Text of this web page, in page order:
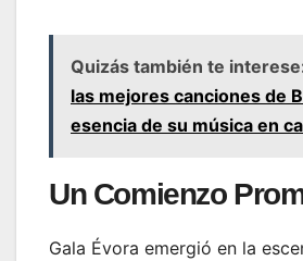
Quizás también te
las mejores canciones de
esencia de su música en
Un Comienzo
Gala Évora emergió en la